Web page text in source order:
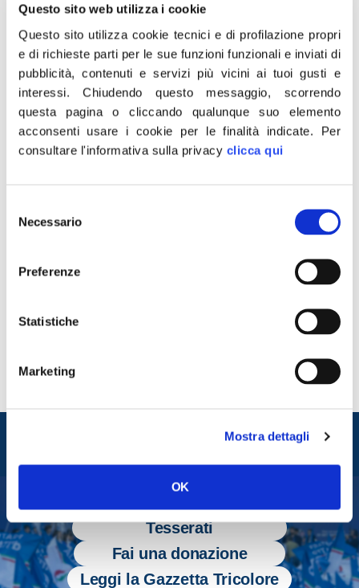
Questo sito web utilizza i cookie
Questo sito utilizza cookie tecnici e di profilazione propri
e di richieste parti per le sue funzioni funzionali e inviati di
pubblicità, contenuti e servizi più vicini ai tuoi gusti e
interessi.Chiudendo questo messaggio, scorrendo
questa pagina o cliccando qualunque suo elemento
acconsenti usare i cookie per le finalità indicate. Per
consultare l'informativa sulla privacy clicca qui
delNecessario
Preferenze
Statistiche
Marketing
Mostra dettagli
OK
dell’Unar? Sono i soliti comunisti. A questo
punto farebbero bene a togliere la parola
“libertà” dal loro simbolo se ritengono
davvero, in contrasto anche con la loro
esponente e Presidente della Camera
Boldrini, che un parlamentare possa essere
censurato da un funzionario del Governo.
È quanto scrive su Facebook il presidente di
Entra nel mondo di
Tesserati
Fai una donazione
Leggi la Gazzetta Tricolore